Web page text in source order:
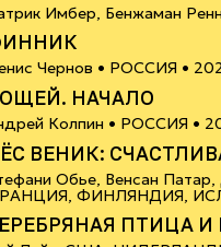
Имбер, Бенжаман
Чернов • РОССИЯ •
НАЧАЛО
Колпин • РОССИЯ •
ВЕНИК:
Обье, Венсан
ФИНЛЯНДИЯ,
ПТИЦА